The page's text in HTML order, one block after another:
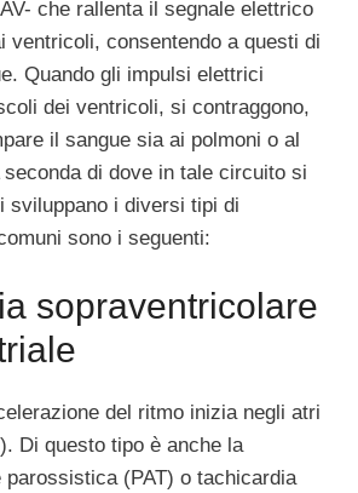
che rallenta il segnale elettrico
ventricoli, consentendo a questi di
Quando gli impulsi elettrici
dei ventricoli, si contraggono,
il sangue sia ai polmoni o al
di dove in tale circuito si
sviluppano i diversi tipi di
sono i seguenti:
sopraventricolare
del ritmo inizia negli atri
Di questo tipo è anche la
(PAT) o tachicardia